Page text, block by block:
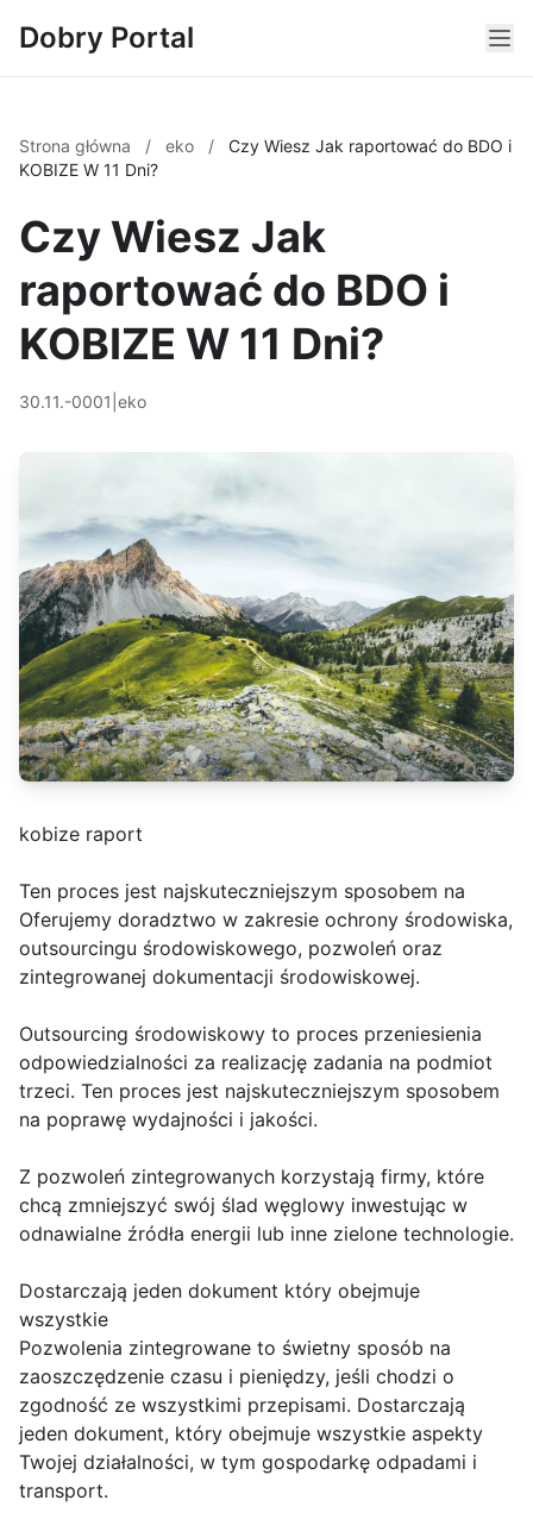
Dobry Portal
Strona główna / eko /
Czy Wiesz Jak raportować do BDO i
KOBIZE W 11 Dni?
Czy Wiesz Jak
raportować do BDO i
KOBIZE W 11 Dni?
30.11.-0001 eko
kobize raport
Ten proces jest najskuteczniejszym sposobem na
Oferujemy doradztwo w zakresie ochrony środowiska,
outsourcingu środowiskowego, pozwoleń oraz
zintegrowanej dokumentacji środowiskowej.
Outsourcing środowiskowy to proces przeniesienia
odpowiedzialności za realizację zadania na podmiot
trzeci. Ten proces jest najskuteczniejszym sposobem
na poprawę wydajności i jakości.
Z pozwoleń zintegrowanych korzystają firmy, które
chcą zmniejszyć swój ślad węglowy inwestując w
odnawialne źródła energii lub inne zielone technologie.
Dostarczają jeden dokument który obejmuje
wszystkie
Pozwolenia zintegrowane to świetny sposób na
zaoszczędzenie czasu i pieniędzy, jeśli chodzi o
zgodność ze wszystkimi przepisami. Dostarczają
jeden dokument, który obejmuje wszystkie aspekty
Twojej działalności, w tym gospodarkę odpadami i
transport.